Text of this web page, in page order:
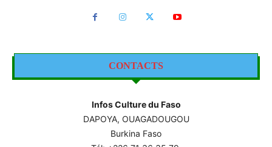
CONTACTS
Infos Culture du Faso
DAPOYA, OUAGADOUGOU
Burkina Faso